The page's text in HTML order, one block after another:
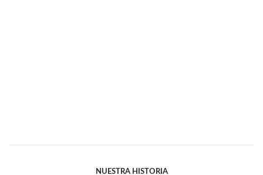
NUESTRA HISTORIA